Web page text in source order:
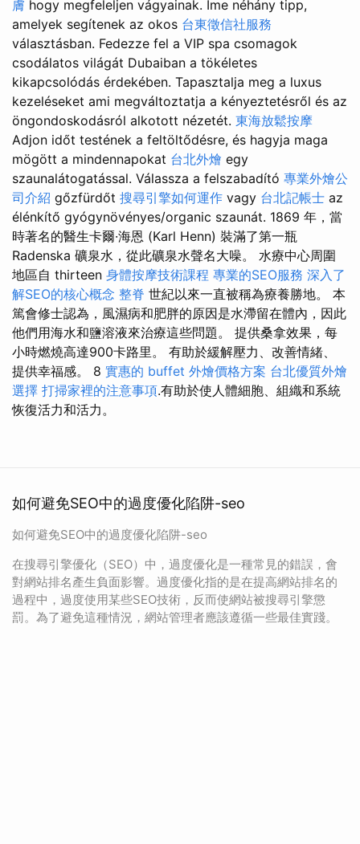
膚 hogy megfeleljen vágyainak. Íme néhány tipp,
amelyek segítenek az okos 台東徵信社服務
választásban. Fedezze fel a VIP spa csomagok
csodálatos világát Dubaiban a tökéletes
kikapcsolódás érdekében. Tapasztalja meg a luxus
kezeléseket ami megváltoztatja a kényeztetésről és az
öngondoskodásról alkotott nézetét. 東海放鬆按摩
Adjon időt testének a feltöltődésre, és hagyja maga
mögött a mindennapokat 台北外燴 egy
szaunalátogatással. Válassza a felszabadító 專業外燴公
司介紹 gőzfürdőt 搜尋引擎如何運作 vagy 台北記帳士 az
élénkítő gyógynövényes/organic szaunát. 1869 年，當
時著名的醫生卡爾·海恩 (Karl Henn) 裝滿了第一瓶
Radenska 礦泉水，從此礦泉水聲名大噪。 水療中心周圍
地區自 thirteen 身體按摩技術課程 專業的SEO服務 深入了
解SEO的核心概念 整脊 世紀以來一直被稱為療養勝地。 本
篤會修士認為，風濕病和肥胖的原因是水滯留在體內，因此
他們用海水和鹽溶液來治療這些問題。 提供桑拿效果，每
小時燃燒高達900卡路里。 有助於緩解壓力、改善情緒、
提供幸福感。 8 實惠的 buffet 外燴價格方案 台北優質外燴
選擇 打掃家裡的注意事項.有助於使人體細胞、組織和系統
恢復活力和活力。
如何避免SEO中的過度優化陷阱-seo
如何避免SEO中的過度優化陷阱-seo
在搜尋引擎優化（SEO）中，過度優化是一種常見的錯誤，會
對網站排名產生負面影響。過度優化指的是在提高網站排名的
過程中，過度使用某些SEO技術，反而使網站被搜尋引擎懲
罰。為了避免這種情況，網站管理者應該遵循一些最佳實踐。